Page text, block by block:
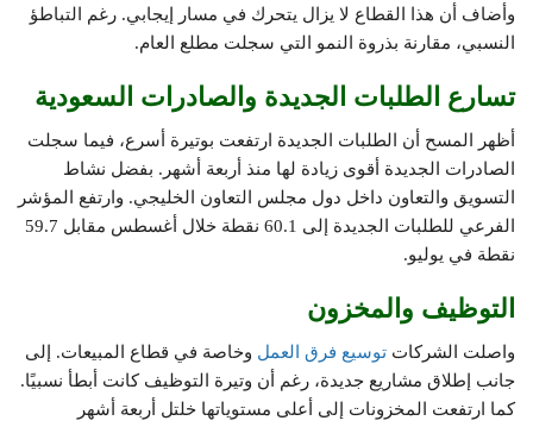
وأضاف أن هذا القطاع لا يزال يتحرك في مسار إيجابي. رغم التباطؤ
النسبي، مقارنة بذروة النمو التي سجلت مطلع العام.
تسارع الطلبات الجديدة والصادرات السعودية
أظهر المسح أن الطلبات الجديدة ارتفعت بوتيرة أسرع، فيما سجلت
الصادرات الجديدة أقوى زيادة لها منذ أربعة أشهر. بفضل نشاط
التسويق والتعاون داخل دول مجلس التعاون الخليجي. وارتفع المؤشر
الفرعي للطلبات الجديدة إلى 60.1 نقطة خلال أغسطس مقابل 59.7
نقطة في يوليو.
التوظيف والمخزون
واصلت الشركات توسيع فرق العمل وخاصة في قطاع المبيعات. إلى
جانب إطلاق مشاريع جديدة، رغم أن وتيرة التوظيف كانت أبطأ نسبيًا.
كما ارتفعت المخزونات إلى أعلى مستوياتها خلتل أربعة أشهر